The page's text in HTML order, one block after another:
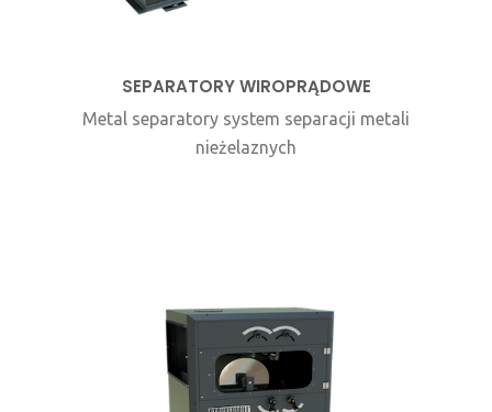
SEPARATORY WIROPRĄDOWE
Metal separatory system separacji metali
nieżelaznych